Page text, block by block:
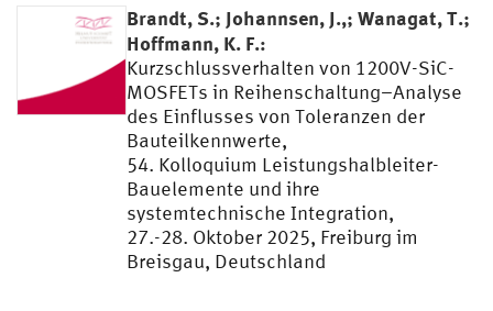
Brandt, S.; Johannsen, J.,; Wanagat, T.;
Hoffmann, K. F.:
Kurzschlussverhalten von 1200V-SiC-
MOSFETs in Reihenschaltung–Analyse
des Einflusses von Toleranzen der
Bauteilkennwerte,
54. Kolloquium Leistungshalbleiter-
Bauelemente und ihre
systemtechnische Integration,
27.-28. Oktober 2025, Freiburg im
Breisgau, Deutschland